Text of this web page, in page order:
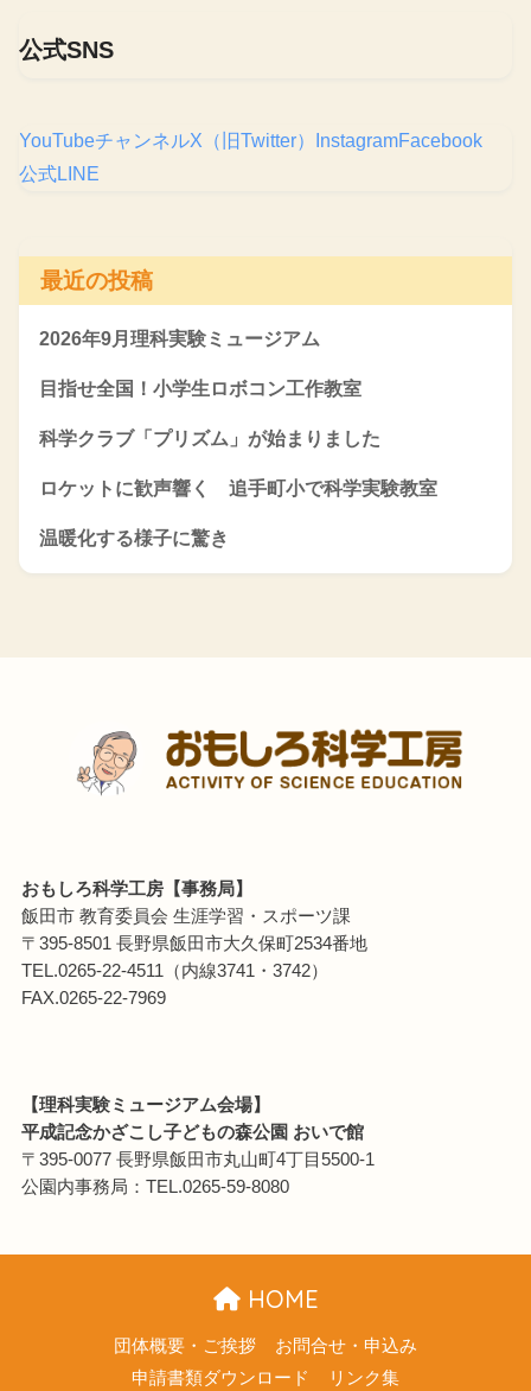
公式SNS
YouTubeチャンネルX（旧Twitter） InstagramFacebook
公式LINE
最近の投稿
2026年9月理科実験ミュージアム
目指せ全国！小学生ロボコン工作教室
科学クラブ「プリズム」が始まりました
ロケットに歓声響く 追手町小で科学実験教室
温暖化する様子に驚き
おもしろ科学工房【事務局】
飯田市 教育委員会 生涯学習・スポーツ課
〒395-8501 長野県飯田市大久保町2534番地
TEL.0265-22-4511（内線3741・3742）
FAX.0265-22-7969
【理科実験ミュージアム会場】
平成記念かざこし子どもの森公園 おいで館
〒395-0077 長野県飯田市丸山町4丁目5500-1
公園内事務局：TEL.0265-59-8080
HOME
団体概要・ご挨拶
お問合せ・申込み
申請書類ダウンロード
リンク集